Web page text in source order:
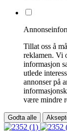
Tillat oss å
reklamen. Vi
informasjon
utlede
annonser på
være mindre
Godta alle